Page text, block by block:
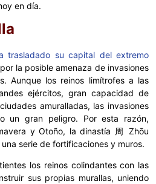
en día.
trasladado su capital del extremo
la posible amenaza de invasiones
Aunque los reinos limítrofes a las
ejércitos, gran capacidad de
amuralladas, las invasiones
un gran peligro. Por esta razón,
y Otoño, la dinastía 周 Zhōu
serie de fortificaciones y muros.
los reinos colindantes con las
sus propias murallas, uniendo